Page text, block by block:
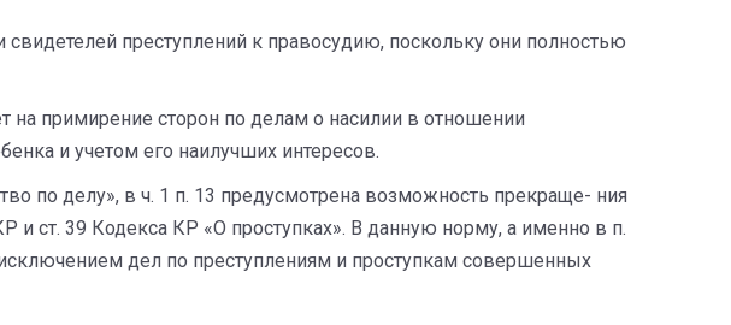
преступлений к правосудию, поскольку они полностью
на примирение сторон по делам о насилии в отношении
и учетом его наилучших интересов.
по делу», в ч. 1 п. 13 предусмотрена возможность прекраще- ния
и ст. 39 Кодекса КР «О проступках». В данную норму, а именно в п.
дел по преступлениям и проступкам совершенных